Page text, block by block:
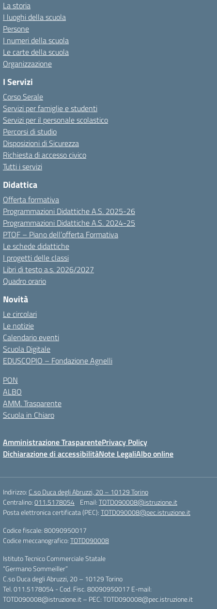
La storia
I luoghi della scuola
Persone
I numeri della scuola
Le carte della scuola
Organizzazione
I Servizi
Corso Serale
Servizi per famiglie e studenti
Servizi per il personale scolastico
Percorsi di studio
Disposizioni di Sicurezza
Richiesta di accesso civico
Tutti i servizi
Didattica
Offerta formativa
Programmazioni Didattiche A.S. 2025-26
Programmazioni Didattiche A.S. 2024-25
PTOF – Piano dell’offerta Formativa
Le schede didattiche
I progetti delle classi
Libri di testo a.s. 2026/2027
Quadro orario
Novità
Le circolari
Le notizie
Calendario eventi
Scuola Digitale
EDUSCOPIO – Fondazione Agnelli
PON
ALBO
AMM. Trasparente
Scuola in Chiaro
Amministrazione TrasparentePrivacy Policy
Dichiarazione di accessibilitàNote LegaliAlbo online
Indirizzo: C.so Duca degli Abruzzi, 20 – 10129 Torino
Centralino:011.5178054 Email:TOTD090008@istruzione.it
Posta elettronica certificata (PEC):TOTD090008@pec.istruzione.it
Codice fiscale: 80090950017
Codice meccanografico:TOTD090008
Istituto Tecnico Commerciale Statale
“Germano Sommeiller”
C.so Duca degli Abruzzi, 20 – 10129 Torino
Tel. 011.5178054 - Cod. Fisc. 80090950017 E-mail:
TOTD090008@istruzione.it – PEC: TOTD090008@pec.istruzione.it